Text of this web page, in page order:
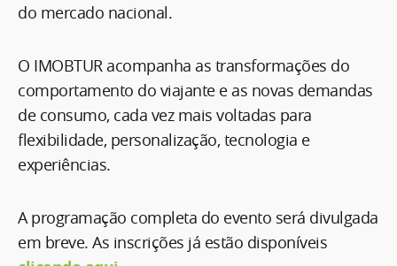
do mercado nacional.
O IMOBTUR acompanha as transformações do
comportamento do viajante e as novas demandas
de consumo, cada vez mais voltadas para
flexibilidade, personalização, tecnologia e
experiências.
A programação completa do evento será divulgada
em breve. As inscrições já estão disponíveis